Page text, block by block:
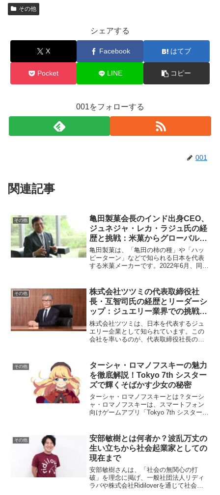
その他
シェアする
X Facebook はてブ
Pocket LINE コピー
001をフォローする
001
関連記事
その他
亀田製菓会長のインド出身CEO、
ジュネジャ・レカ・ラジュ氏の経
歴と挑戦：米菓からグローバル・
フード・カンパニーへの道
亀田製菓は、「亀田の柿の種」や「ハッ
ピーターン」などで知られる日本を代表
する米菓メーカーです。2022年6月、同社
なステージへと歩み始めました。今回
は、ジュネジャ氏の...
その他
株式会社ツツミの代表取締役社
長・互智司氏の経歴とリーダーシ
ップ：ジュエリー業界での挑戦と
成果
株式会社ツツミは、日本を代表するジュ
エリー企業として知られています。この
会社を率いるのが、代表取締役社長の互
のか、またそのリーダーシップの特徴に
ついて詳しく解説します。互...
その他
ターシャ・ロマノフスキーの魅力
を徹底解説！Tokyo 7th シスター
ズで輝くそばかす少女の秘密
ターシャ・ロマノフスキーとは？ターシ
ャ・ロマノフスキーは、スマートフォン
向けゲームアプリ「Tokyo 7th シスター
特徴的なそばかすと妖精のような愛らし
い外見が魅力...
その他
安部敏樹とは何者か？波乱万丈の
生い立ちから社会起業家としての
現在まで
安部敏樹さんは、「社会の無関心の打
破」を理念に掲げ、一般社団法人リディ
ラバや株式会社Ridiloverを通じて社会課